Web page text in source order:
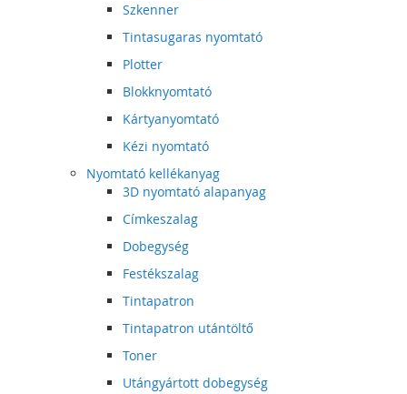
Szkenner
Tintasugaras nyomtató
Plotter
Blokknyomtató
Kártyanyomtató
Kézi nyomtató
Nyomtató kellékanyag
3D nyomtató alapanyag
Címkeszalag
Dobegység
Festékszalag
Tintapatron
Tintapatron utántöltő
Toner
Utángyártott dobegység